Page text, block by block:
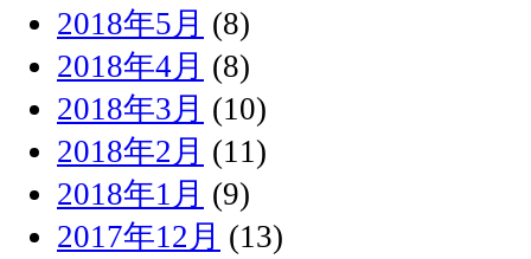
2018年5月 (8)
2018年4月 (8)
2018年3月 (10)
2018年2月 (11)
2018年1月 (9)
2017年12月 (13)